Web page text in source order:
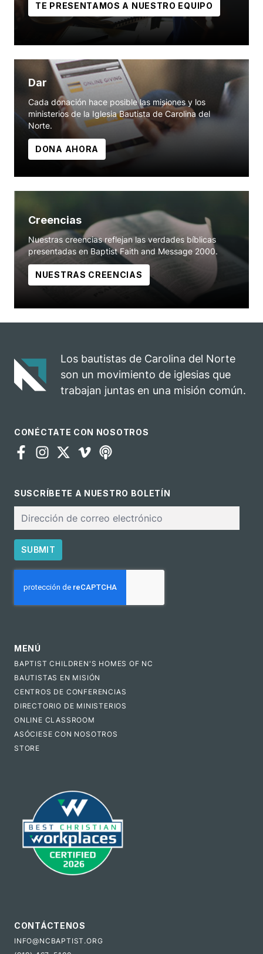
TE PRESENTAMOS A NUESTRO EQUIPO
Dar
Cada donación hace posible las misiones y los
ministerios de la Iglesia Bautista de Carolina del
Norte.
DONA AHORA
Creencias
Nuestras creencias reflejan las verdades bíblicas
presentadas en Baptist Faith and Message 2000.
NUESTRAS CREENCIAS
Los bautistas de Carolina del Norte
son un movimiento de iglesias que
trabajan juntas en una misión común.
CONÉCTATE CON NOSOTROS
SUSCRÍBETE A NUESTRO BOLETÍN
electrónico
SUBMIT
MENÚ
BAPTIST CHILDREN'S HOMES OF NC
BAUTISTAS EN MISIÓN
CENTROS DE CONFERENCIAS
DIRECTORIO DE MINISTERIOS
ONLINE CLASSROOM
ASÓCIESE CON NOSOTROS
STORE
CONTÁCTENOS
INFO@NCBAPTIST.ORG